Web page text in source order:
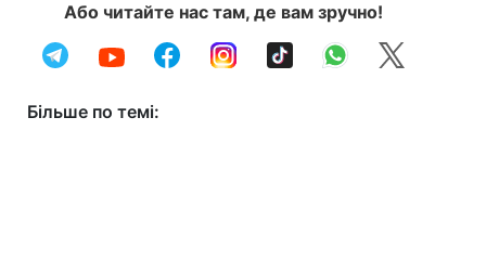
Або читайте нас там, де вам зручно!
Більше по темі: